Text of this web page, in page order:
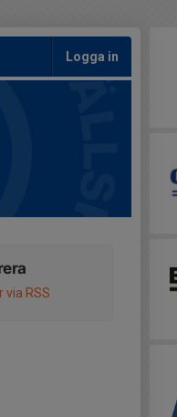
Logga in
via RSS